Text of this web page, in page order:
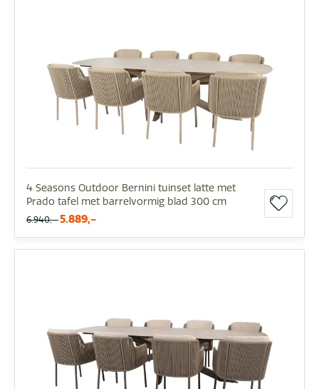
4 Seasons Outdoor Bernini tuinset latte met
Prado tafel met barrelvormig blad 300 cm
6.940,- 5.889,-